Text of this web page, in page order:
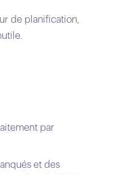
de planification,
par
et des